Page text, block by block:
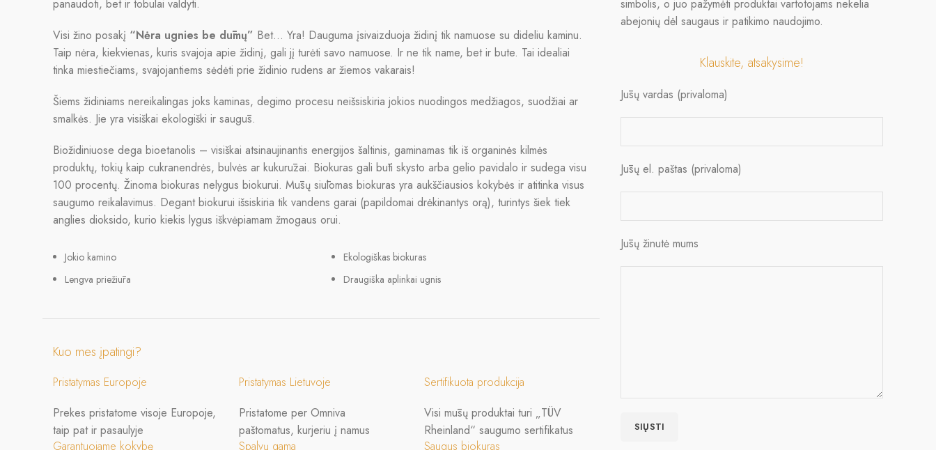
panaudoti, bet ir tobulai valdyti.
Visi žino posakį “Nėra ugnies be dūmų” Bet… Yra! Dauguma įsivaizduoja židinį tik namuose su dideliu kaminu.
Taip nėra, kiekvienas, kuris svajoja apie židinį, gali jį turėti savo namuose. Ir ne tik name, bet ir bute. Tai idealiai
tinka miestiečiams, svajojantiems sėdėti prie židinio rudens ar žiemos vakarais!
Šiems židiniams nereikalingas joks kaminas, degimo procesu neišsiskiria jokios nuodingos medžiagos, suodžiai ar
smalkės. Jie yra visiškai ekologiški ir saugūs.
Biožidiniuose dega bioetanolis – visiškai atsinaujinantis energijos šaltinis, gaminamas tik iš organinės kilmės
produktų, tokių kaip cukranendrės, bulvės ar kukurūzai. Biokuras gali būti skysto arba gelio pavidalo ir sudega visu
100 procentų. Žinoma biokuras nelygus biokurui. Mūsų siūlomas biokuras yra aukščiausios kokybės ir atitinka visus
saugumo reikalavimus. Degant biokurui išsiskiria tik vandens garai (papildomai drėkinantys orą), turintys šiek tiek
anglies dioksido, kurio kiekis lygus iškvėpiamam žmogaus orui.
Jokio kamino
Lengva priežiūra
Ekologiškas biokuras
Draugiška aplinkai ugnis
Kuo mes įpatingi?
Pristatymas Europoje
Prekes pristatome visoje Europoje,
taip pat ir pasaulyje
Pristatymas Lietuvoje
Pristatome per Omniva
paštomatus, kurjeriu į namus
Sertifikuota produkcija
Visi mūsų produktai turi „TÜV
Rheinland“ saugumo sertifikatus
Garantuojame kokybę
Spalvų gama
Saugus biokuras
simbolis, o juo pažymėti produktai vartotojams nekelia
abejonių dėl saugaus ir patikimo naudojimo.
Klauskite, atsakysime!
Jūsų vardas (privaloma)
Jūsų el. paštas (privaloma)
Jūsų žinutė mums